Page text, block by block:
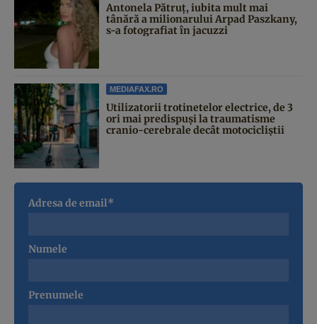
Antonela Pătruț, iubita mult mai
tânără a milionarului Arpad Paszkany,
s-a fotografiat în jacuzzi
MEDIAFAX.RO
Utilizatorii trotinetelor electrice, de 3
ori mai predispuși la traumatisme
cranio-cerebrale decât motocicliștii
Adresa de email*
Numele
Prenumele